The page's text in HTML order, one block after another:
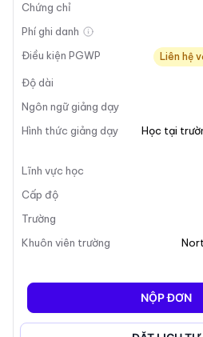
Tổng Quan
Bằng Cử Nhân Thương Mại
Chương Trình Đối Tác Cao
cung cấp một cơ hội độc đáo
nghiệp từ các trường cao
đẳng nâng cao 3 năm trong
cao đẳng 2 năm trong lĩnh vực
cao đẳng Esports 2 năm có
tập và nhận bằng Cử Nhân
mắt vào năm 2009, chương
đáp ứng nhu cầu của sinh
chủ yếu được tổ chức trực
hoạt cho sinh viên để cân
Chứng chỉ
Phí ghi danh
Điều kiện PGWP
Liên hệ
Độ dài
Ngôn ngữ giảng dạy
Hình thức giảng dạy
Học tại
Lĩnh vực học
Cấp độ
Trường
Khuôn viên trường
NỘP ĐƠN